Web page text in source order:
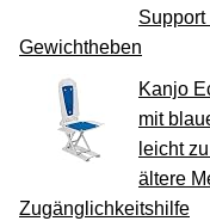
Support
Gewichtheben
Kanjo
mit
leicht
ältere
Zugänglichkeitshilfe